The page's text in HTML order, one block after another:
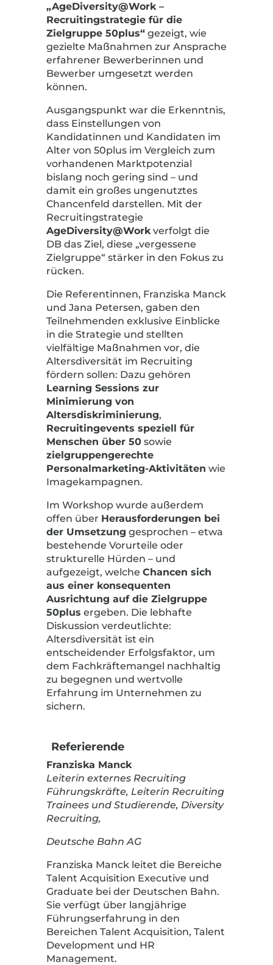
„AgeDiversity@Work –
Recruitingstrategie für die
Zielgruppe 50plus“ gezeigt, wie
gezielte Maßnahmen zur Ansprache
erfahrener Bewerberinnen und
Bewerber umgesetzt werden
können.
Ausgangspunkt war die Erkenntnis,
dass Einstellungen von
Kandidatinnen und Kandidaten im
Alter von 50plus im Vergleich zum
vorhandenen Marktpotenzial
bislang noch gering sind – und
damit ein großes ungenutztes
Chancenfeld darstellen. Mit der
Recruitingstrategie
AgeDiversity@Workverfolgt die
DB das Ziel, diese „vergessene
Zielgruppe“ stärker in den Fokus zu
rücken.
Die Referentinnen, Franziska Manck
und Jana Petersen, gaben den
Teilnehmenden exklusive Einblicke
in die Strategie und stellten
vielfältige Maßnahmen vor, die
Altersdiversität im Recruiting
fördern sollen: Dazu gehören
Learning Sessions zur
Minimierung von
Altersdiskriminierung,
Recruitingevents speziell für
Menschen über 50 sowie
zielgruppengerechte
Personalmarketing-Aktivitäten wie
Imagekampagnen.
Im Workshop wurde außerdem
offen über Herausforderungen bei
der Umsetzung gesprochen – etwa
bestehende Vorurteile oder
strukturelle Hürden – und
aufgezeigt, welche Chancen sich
aus einer konsequenten
Ausrichtung auf die Zielgruppe
50plus ergeben. Die lebhafte
Diskussion verdeutlichte:
Altersdiversität ist ein
entscheidender Erfolgsfaktor, um
dem Fachkräftemangel nachhaltig
zu begegnen und wertvolle
Erfahrung im Unternehmen zu
sichern.
Referierende
Franziska Manck
Leiterin externes Recruiting
Führungskräfte, Leiterin Recruiting
Trainees und Studierende, Diversity
Recruiting,
Deutsche Bahn AG
Franziska Manck leitet die Bereiche
Talent Acquisition Executive und
Graduate bei der Deutschen Bahn.
Sie verfügt über langjährige
Führungserfahrung in den
Bereichen Talent Acquisition, Talent
Development und HR
Management.